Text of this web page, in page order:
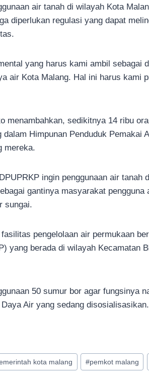
air tanah di wilayah Kota
diperlukan regulasi yang dapat
yang harus kami ambil sebagai
air Kota Malang. Hal ini harus kami
menambahkan, sedikitnya 14 ribu
Himpunan Penduduk Pemakai
mereka.
ingin penggunaan air tanah
gantinya masyarakat pengguna
sungai.
pengelolaan air permukaan
yang berada di wilayah Kecamatan
50 sumur bor agar fungsinya
Air yang sedang disosialisasikan.
kota malang #pemkot malang